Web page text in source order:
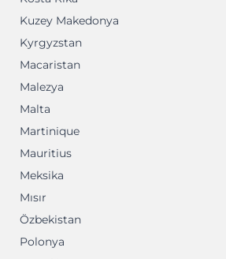
Kuzey Makedonya
Kyrgyzstan
Macaristan
Malezya
Malta
Martinique
Mauritius
Meksika
Mısır
Özbekistan
Polonya